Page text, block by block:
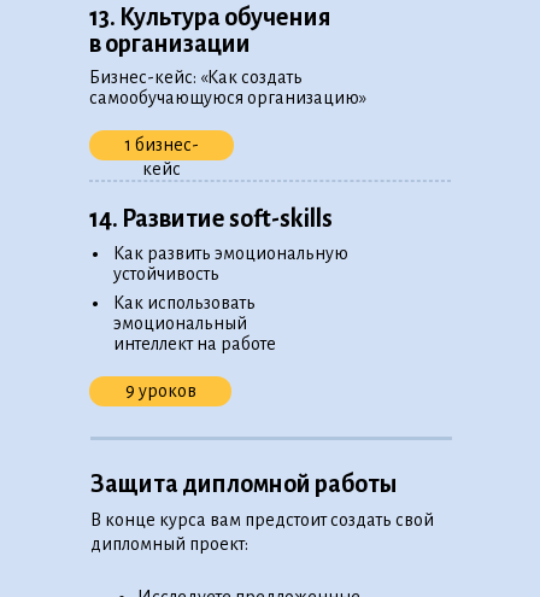
Защита дипломной работы
В конце курса вам предстоит создать свой
дипломный проект:
13. Культура обучения
в организации
Бизнес-кейс: «Как создать
самообучающуюся организацию»
14. Развитие soft-skills
Как развить эмоциональную
устойчивость
•
Как использовать
эмоциональный
интеллект на работе
•
1 бизнес-
кейс
9 уроков